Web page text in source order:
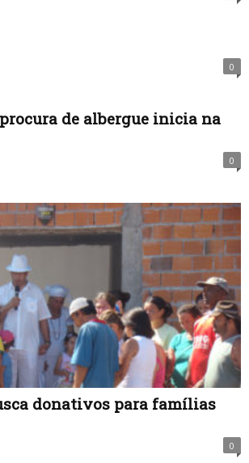
0
de albergue inicia na
0
donativos para famílias
0